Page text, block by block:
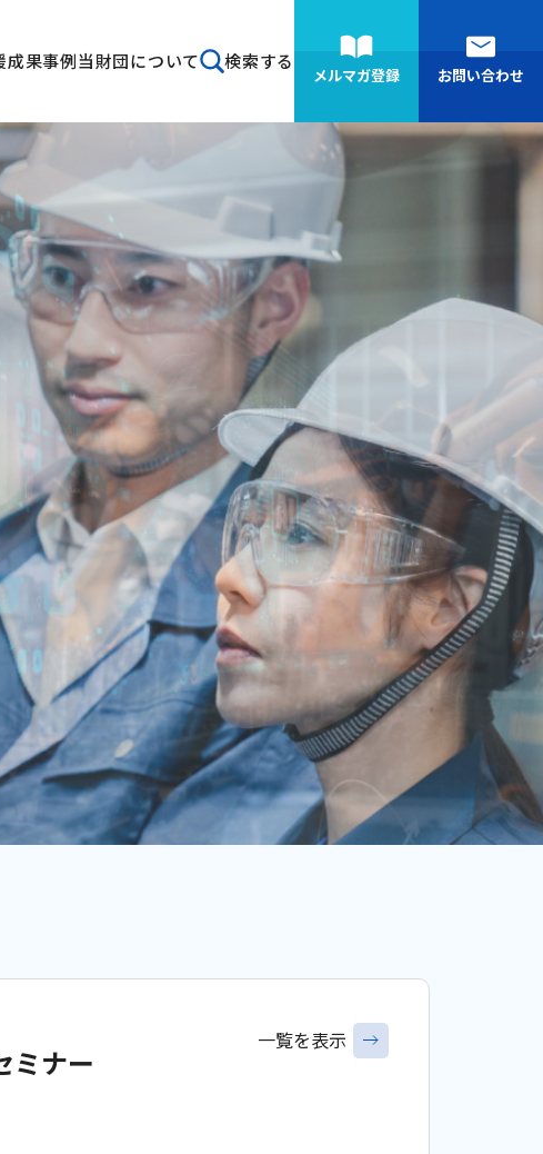
成果事例当財団について 検索する
メルマガ登録 お問い合わせ
ミナー
一覧を表示